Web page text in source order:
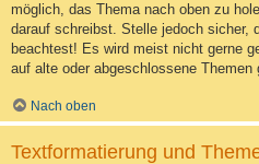
möglich, das Thema nach oben zu
darauf schreibst. Stelle jedoch sicher,
beachtest! Es wird meist nicht gerne
auf alte oder abgeschlossene Themen
Nach oben
Textformatierung und